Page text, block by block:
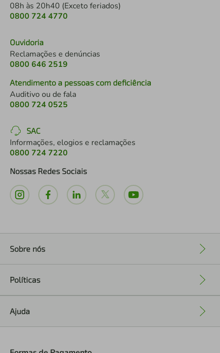
08h às 20h40 (Exceto feriados)
0800 724 4770
Ouvidoria
Reclamações e denúncias
0800 646 2519
Atendimento a pessoas com deficiência
Auditivo ou de fala
0800 724 0525
SAC
Informações, elogios e reclamações
0800 724 7220
Nossas Redes Sociais
Sobre nós
Políticas
Ajuda